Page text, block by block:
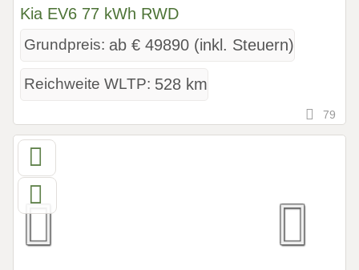
Kia EV6 77 kWh RWD
Grundpreis: ab € 49890 (inkl. Steuern)
Reichweite WLTP: 528 km
79